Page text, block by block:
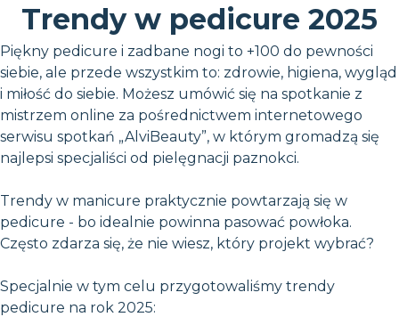
Trendy w pedicure 2025
Piękny pedicure i zadbane nogi to +100 do pewności
siebie, ale przede wszystkim to: zdrowie, higiena, wygląd
i miłość do siebie. Możesz umówić się na spotkanie z
mistrzem online za pośrednictwem internetowego
serwisu spotkań „AlviBeauty”, w którym gromadzą się
najlepsi specjaliści od pielęgnacji paznokci.
Trendy w manicure praktycznie powtarzają się w
pedicure - bo idealnie powinna pasować powłoka.
Często zdarza się, że nie wiesz, który projekt wybrać?
Specjalnie w tym celu przygotowaliśmy trendy
pedicure na rok 2025: